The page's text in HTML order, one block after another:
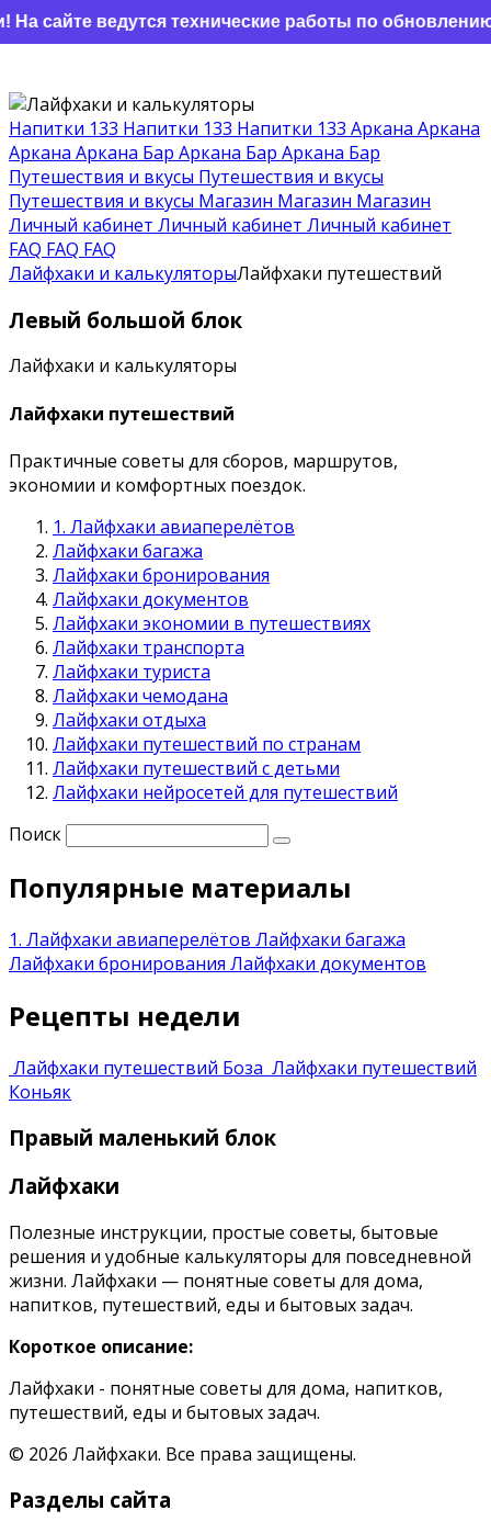
Напитки 133 Напитки 133 Напитки 133 Аркана Аркана
Аркана Аркана Бар Аркана Бар Аркана Бар
Путешествия и вкусы Путешествия и вкусы
Путешествия и вкусы Магазин Магазин Магазин
Личный кабинет Личный кабинет Личный кабинет
FAQ FAQ FAQ
Лайфхаки и калькуляторыЛайфхаки путешествий
Левый большой блок
Лайфхаки и калькуляторы
Лайфхаки путешествий
Практичные советы для сборов, маршрутов,
экономии и комфортных поездок.
1. Лайфхаки авиаперелётов
Лайфхаки багажа
Лайфхаки бронирования
Лайфхаки документов
Лайфхаки экономии в путешествиях
Лайфхаки транспорта
Лайфхаки туриста
Лайфхаки чемодана
Лайфхаки отдыха
Лайфхаки путешествий по странам
Лайфхаки путешествий с детьми
Лайфхаки нейросетей для путешествий
Поиск
Популярные материалы
1. Лайфхаки авиаперелётов Лайфхаки багажа
Лайфхаки бронирования Лайфхаки документов
Рецепты недели
Лайфхаки путешествий Боза Лайфхаки путешествий
Коньяк
Правый маленький блок
Лайфхаки
Полезные инструкции, простые советы, бытовые
решения и удобные калькуляторы для повседневной
жизни. Лайфхаки — понятные советы для дома,
напитков, путешествий, еды и бытовых задач.
Короткое описание:
Лайфхаки - понятные советы для дома, напитков,
путешествий, еды и бытовых задач.
© 2026 Лайфхаки. Все права защищены.
Разделы сайта
сайте ведутся технические работы по